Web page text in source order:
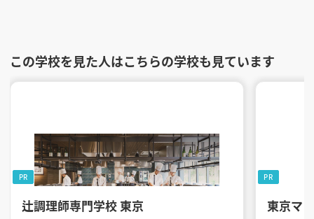
この学校を見た人はこちらの学校も見ています
辻調理師専門学校 東京
PR
東京マ
PR